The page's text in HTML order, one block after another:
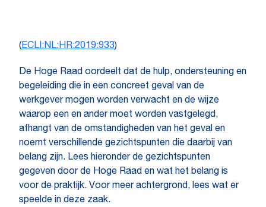
(ECLI:NL:HR:2019:933)
De Hoge Raad oordeelt dat de hulp, ondersteuning en
begeleiding die in een concreet geval van de
werkgever mogen worden verwacht en de wijze
waarop een en ander moet worden vastgelegd,
afhangt van de omstandigheden van het geval en
noemt verschillende gezichtspunten die daarbij van
belang zijn. Lees hieronder de gezichtspunten
gegeven door de Hoge Raad en wat het belang is
voor de praktijk. Voor meer achtergrond, lees wat er
speelde in deze zaak.